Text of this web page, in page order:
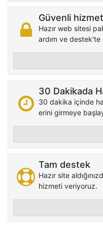
Güvenli hizmet
Hazır web sitesi
ardım ve
30 Dakikada
30 dakika içinde
erini girmeye
Tam destek
Hazır site
hizmeti veriyoruz.